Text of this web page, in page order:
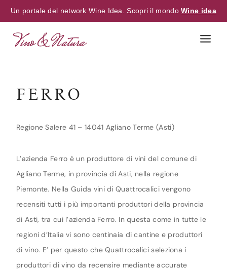
Un portale del network Wine Idea. Scopri il mondoWine idea
FERRO
Regione Salere 41 – 14041 Agliano Terme (Asti)
L’azienda Ferro è un produttore di vini del comune di
Agliano Terme, in provincia di Asti, nella regione
Piemonte. Nella Guida vini di Quattrocalici vengono
recensiti tutti i più importanti produttori della provincia
di Asti, tra cui l’azienda Ferro. In questa come in tutte le
regioni d’Italia vi sono centinaia di cantine e produttori
di vino. E’ per questo che Quattrocalici seleziona i
produttori di vino da recensire mediante accurate